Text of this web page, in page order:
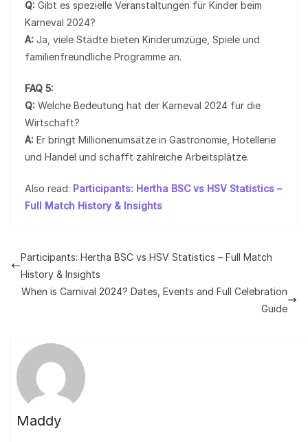
Q: Gibt es spezielle Veranstaltungen für Kinder beim
Karneval 2024?
A: Ja, viele Städte bieten Kinderumzüge, Spiele und
familienfreundliche Programme an.
FAQ 5:
Q: Welche Bedeutung hat der Karneval 2024 für die
Wirtschaft?
A: Er bringt Millionenumsätze in Gastronomie, Hotellerie
und Handel und schafft zahlreiche Arbeitsplätze.
Also read: Participants: Hertha BSC vs HSV Statistics –
Full Match History & Insights
Participants: Hertha BSC vs HSV Statistics – Full Match
History & Insights
When is Carnival 2024? Dates, Events and Full Celebration
Guide
Maddy